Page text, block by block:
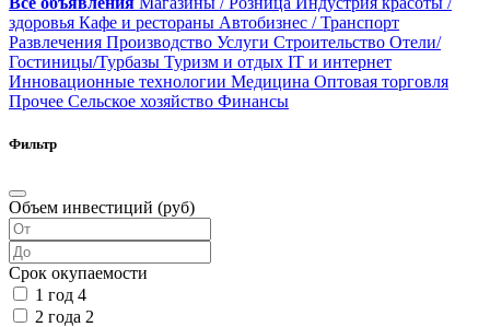
здоровья Кафе и рестораны Автобизнес / Транспорт
Развлечения Производство Услуги Строительство Отели/
Гостиницы/Турбазы Туризм и отдых IT и интернет
Инновационные технологии Медицина Оптовая торговля
Прочее Сельское хозяйство Финансы
Фильтр
Объем инвестиций (руб)
Срок окупаемости
1 год 4
2 года 2